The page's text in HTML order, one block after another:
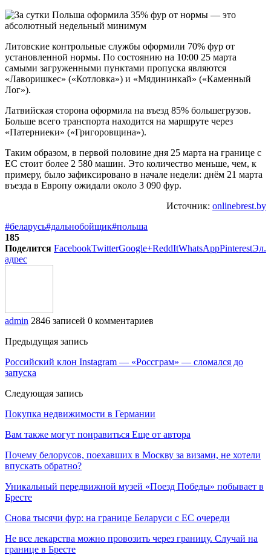
Литовские контрольные службы оформили 70% фур от
установленной нормы. По состоянию на 10:00 25 марта
самыми загруженными пунктами пропуска являются
«Лаворишкес» («Котловка») и «Мядининкай» («Каменный
Лог»).
Латвийская сторона оформила на въезд 85% большегрузов.
Больше всего транспорта находится на маршруте через
«Патерниеки» («Григоровщина»).
Таким образом, в первой половине дня 25 марта на границе с
ЕС стоит более 2 580 машин. Это количество меньше, чем, к
примеру, было зафиксировано в начале недели: днём 21 марта
въезда в Европу ожидали около 3 090 фур.
Источник: onlinebrest.by
#беларусь#дальнобойщик#польша
185
Поделится FacebookTwitterGoogle+ReddItWhatsAppPinterestЭл.
адрес
admin 2846 записей 0 комментариев
Предыдущая запись
Российский клон Instagram — «Россграм» — сломался до
запуска
Следующая запись
Покупка недвижимости в Германии
Вам также могут понравиться Еще от автора
Почему белорусов, поехавших в Москву за визами, не хотели
впускать обратно?
Уникальный передвижной музей «Поезд Победы» побывает в
Бресте
Снова тысячи фур: на границе Беларуси с ЕС очереди
Не все лекарства можно провозить через границу. Случай на
границе в Бресте